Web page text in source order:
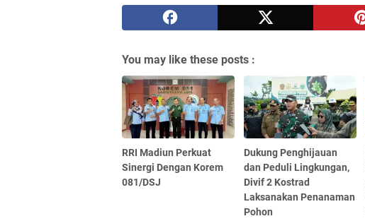
You may like these posts :
RRI Madiun Perkuat
Sinergi Dengan Korem
081/DSJ
Dukung Penghijauan
dan Peduli Lingkungan,
Divif 2 Kostrad
Laksanakan Penanaman
Pohon